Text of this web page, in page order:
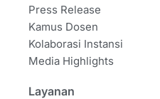
Press Release
Kamus Dosen
Kolaborasi Instansi
Media Highlights
Layanan